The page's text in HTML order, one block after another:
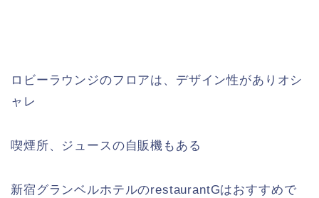
ロビーラウンジのフロアは、デザイン性がありオシ
ャレ
喫煙所、ジュースの自販機もある
新宿グランベルホテルのrestaurantGはおすすめで